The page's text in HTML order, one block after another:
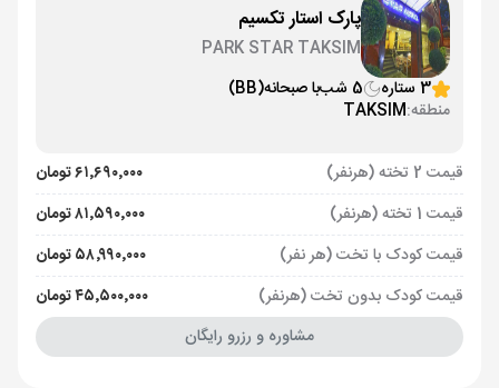
پارک استار تکسیم
PARK STAR TAKSIM
3 ستاره
5 شب با صبحانه(BB)
منطقه:TAKSIM
قیمت 2 تخته (هرنفر)
۶۱٬۶۹۰٬۰۰۰ تومان
قیمت 1 تخته (هرنفر)
۸۱٬۵۹۰٬۰۰۰ تومان
قیمت کودک با تخت (هر نفر)
۵۸٬۹۹۰٬۰۰۰ تومان
قیمت کودک بدون تخت (هرنفر)
۴۵٬۵۰۰٬۰۰۰ تومان
مشاوره و رزرو رایگان